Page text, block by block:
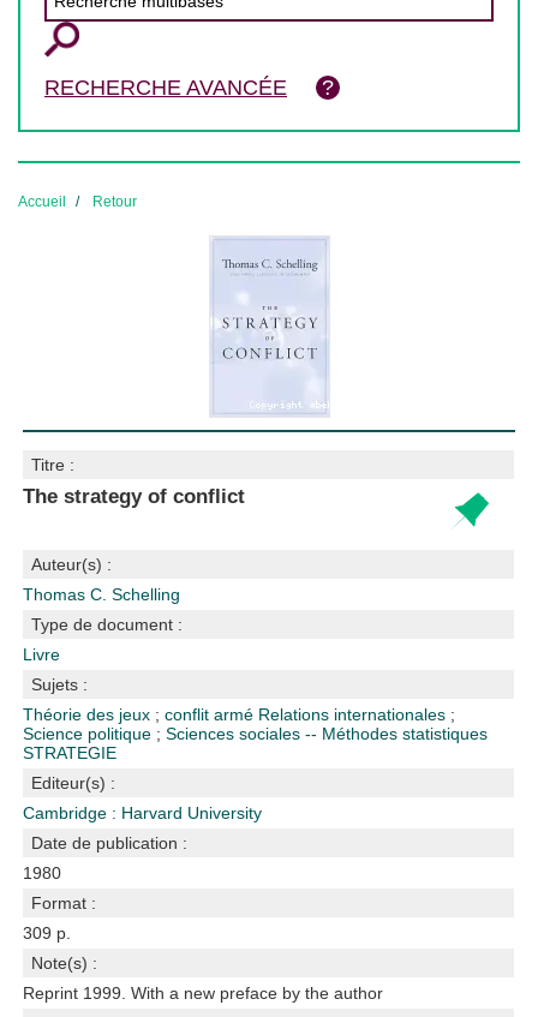
RECHERCHE AVANCÉE
Accueil Retour
Titre :
The strategy of conflict
Auteur(s) :
Thomas C. Schelling
Type de document :
Livre
Sujets :
Théorie des jeux ;conflit armé Relations internationales ;
Science politique ;Sciences sociales -- Méthodes statistiques
STRATEGIE
Editeur(s) :
Cambridge : Harvard University
Date de publication :
1980
Format :
309 p.
Note(s) :
Reprint 1999. With a new preface by the author